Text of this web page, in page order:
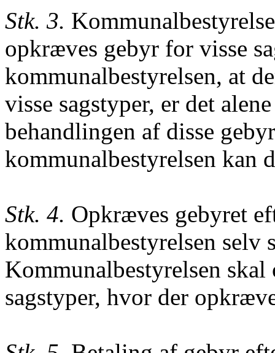
Stk. 3.
opkræves gebyr for visse
kommunalbestyrelsen, at
visse sagstyper, er det
behandlingen af disse
kommunalbestyrelsen kan
Stk. 4. Opkræves gebyret
kommunalbestyrelsen selv
Kommunalbestyrelsen
sagstyper, hvor der